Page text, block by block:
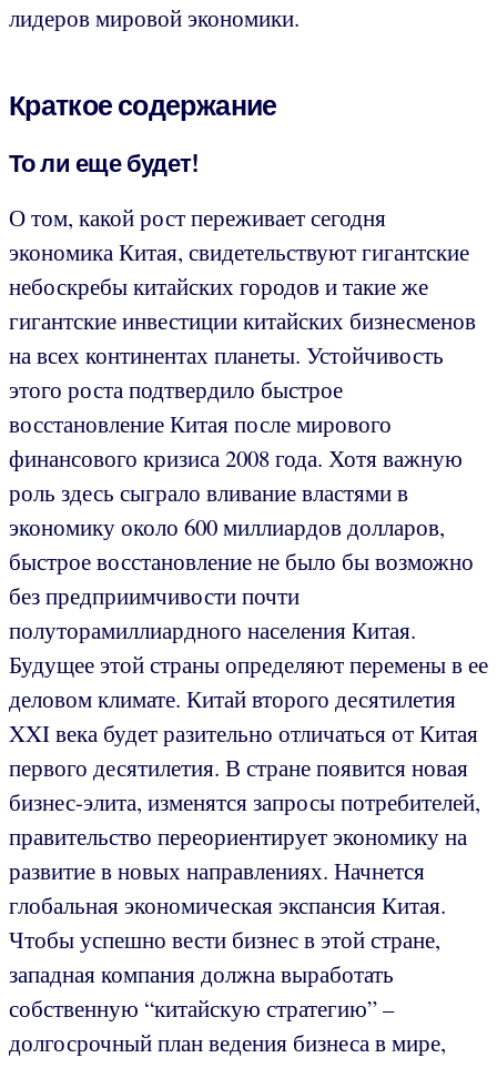
лидеров мировой экономики.
Краткое содержание
То ли еще будет!
О том, какой рост переживает сегодня
экономика Китая, свидетельствуют гигантские
небоскребы китайских городов и такие же
гигантские инвестиции китайских бизнесменов
на всех континентах планеты. Устойчивость
этого роста подтвердило быстрое
восстановление Китая после мирового
финансового кризиса 2008 года. Хотя важную
роль здесь сыграло вливание властями в
экономику около 600 миллиардов долларов,
быстрое восстановление не было бы возможно
без предприимчивости почти
полуторамиллиардного населения Китая.
Будущее этой страны определяют перемены в ее
деловом климате. Китай второго десятилетия
XXI века будет разительно отличаться от Китая
первого десятилетия. В стране появится новая
бизнес-элита, изменятся запросы потребителей,
правительство переориентирует экономику на
развитие в новых направлениях. Начнется
глобальная экономическая экспансия Китая.
Чтобы успешно вести бизнес в этой стране,
западная компания должна выработать
собственную “китайскую стратегию” –
долгосрочный план ведения бизнеса в мире,